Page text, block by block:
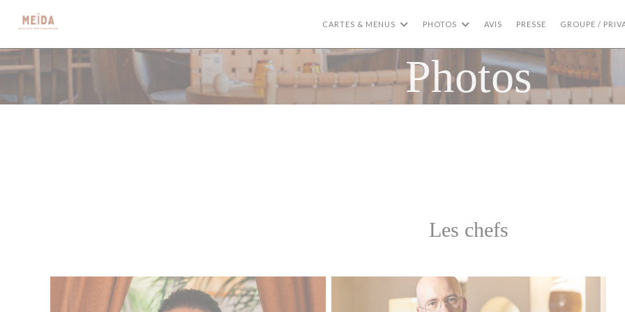
Personnalisation de vos choix en matière de cookies
CARTES & MENUS PHOTOS AVIS PRESSE GROUPE /
Photos
Les chefs